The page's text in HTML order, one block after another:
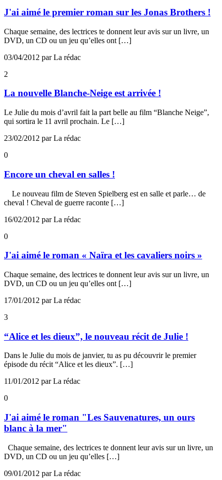
J'ai aimé le premier roman sur les Jonas Brothers !
Chaque semaine, des lectrices te donnent leur avis sur un livre, un
DVD, un CD ou un jeu qu’elles ont […]
03/04/2012 par La rédac
2
La nouvelle Blanche-Neige est arrivée !
Le Julie du mois d’avril fait la part belle au film “Blanche Neige”,
qui sortira le 11 avril prochain. Le […]
23/02/2012 par La rédac
0
Encore un cheval en salles !
Le nouveau film de Steven Spielberg est en salle et parle… de
cheval ! Cheval de guerre raconte […]
16/02/2012 par La rédac
0
J'ai aimé le roman « Naïra et les cavaliers noirs »
Chaque semaine, des lectrices te donnent leur avis sur un livre, un
DVD, un CD ou un jeu qu’elles ont […]
17/01/2012 par La rédac
3
“Alice et les dieux”, le nouveau récit de Julie !
Dans le Julie du mois de janvier, tu as pu découvrir le premier
épisode du récit “Alice et les dieux”. […]
11/01/2012 par La rédac
0
J'ai aimé le roman "Les Sauvenatures, un ours
blanc à la mer"
Chaque semaine, des lectrices te donnent leur avis sur un livre, un
DVD, un CD ou un jeu qu’elles […]
09/01/2012 par La rédac